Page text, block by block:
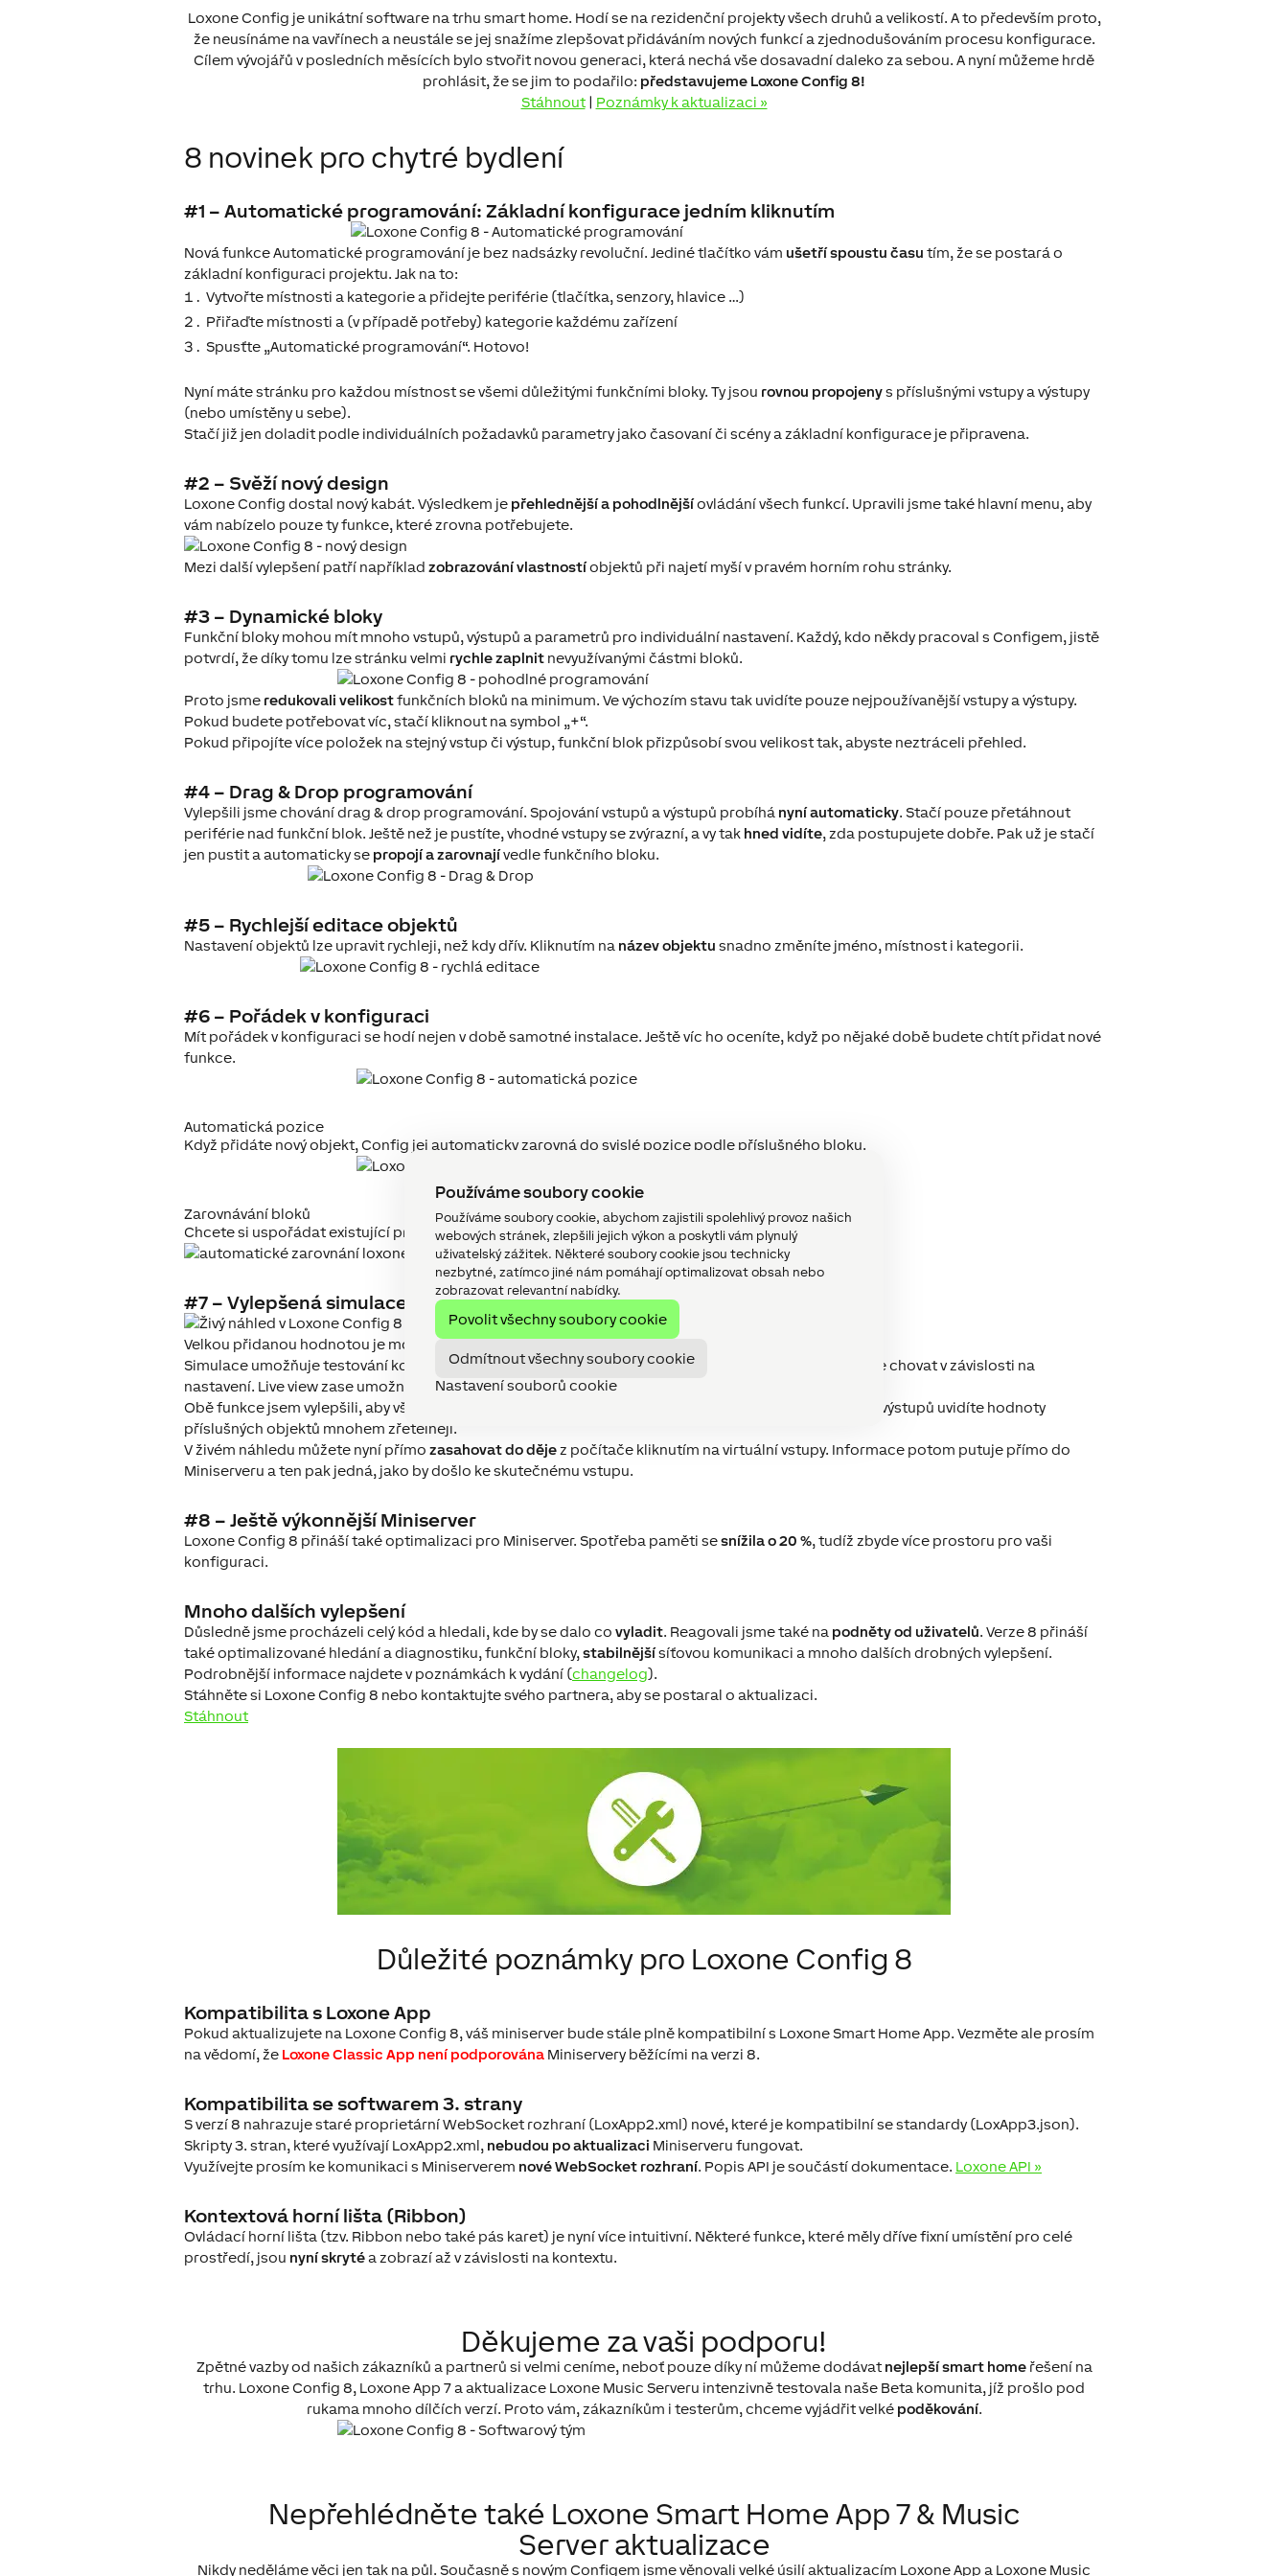
Používáme soubory cookie
Používáme soubory cookie, abychom zajistili spolehlivý provoz našich
webových stránek, zlepšili jejich výkon a poskytli vám plynulý
uživatelský zážitek. Některé soubory cookie jsou technicky
nezbytné, zatímco jiné nám pomáhají optimalizovat obsah nebo
zobrazovat relevantní nabídky.
Povolit všechny soubory cookie
Odmítnout všechny soubory cookie
Nastavení souborů cookie
Loxone Config je unikátní software na trhu smart home. Hodí se na rezidenční projekty všech druhů a velikostí. A to především proto,
že neusínáme na vavřínech a neustále se jej snažíme zlepšovat přidáváním nových funkcí a zjednodušováním procesu konfigurace.
Cílem vývojářů v posledních měsících bylo stvořit novou generaci, která nechá vše dosavadní daleko za sebou. A nyní můžeme hrdě
prohlásit, že se jim to podařilo: představujeme Loxone Config 8!
Stáhnout| Poznámky k aktualizaci »
8 novinek pro chytré bydlení
#1 – Automatické programování: Základní konfigurace jedním kliknutím
Nová funkce Automatické programování je bez nadsázky revoluční. Jediné tlačítko vám ušetří spoustu času tím, že se postará o
základní konfiguraci projektu. Jak na to:
Vytvořte místnosti a kategorie a přidejte periférie (tlačítka, senzory, hlavice …)
Přiřaďte místnosti a (v případě potřeby) kategorie každému zařízení
Spusťte „Automatické programování“. Hotovo!
Nyní máte stránku pro každou místnost se všemi důležitými funkčními bloky. Ty jsou rovnou propojenys příslušnými vstupy a výstupy
(nebo umístěny u sebe).
Stačí již jen doladit podle individuálních požadavků parametry jako časovaní či scény a základní konfigurace je připravena.
#2 – Svěží nový design
Loxone Config dostal nový kabát. Výsledkem je přehlednější a pohodlnějšíovládání všech funkcí. Upravili jsme také hlavní menu, aby
vám nabízelo pouze ty funkce, které zrovna potřebujete.
Mezi další vylepšení patří například zobrazování vlastnostíobjektů při najetí myší v pravém horním rohu stránky.
#3 – Dynamické bloky
Funkční bloky mohou mít mnoho vstupů, výstupů a parametrů pro individuální nastavení. Každý, kdo někdy pracoval s Configem, jistě
potvrdí, že díky tomu lze stránku velmi rychle zaplnit nevyužívanými částmi bloků.
Proto jsme redukovali velikostfunkčních bloků na minimum. Ve výchozím stavu tak uvidíte pouze nejpoužívanější vstupy a výstupy.
Pokud budete potřebovat víc, stačí kliknout na symbol „+“.
Pokud připojíte více položek na stejný vstup či výstup, funkční blok přizpůsobí svou velikost tak, abyste neztráceli přehled.
#4 – Drag & Drop programování
Vylepšili jsme chování drag & drop programování. Spojování vstupů a výstupů probíhá nyní automaticky. Stačí pouze přetáhnout
periférie nad funkční blok. Ještě než je pustíte, vhodné vstupy se zvýrazní, a vy tak hned vidíte, zda postupujete dobře. Pak už je stačí
jen pustit a automaticky se propojí a zarovnajívedle funkčního bloku.
#5 – Rychlejší editace objektů
Nastavení objektů lze upravit rychleji, než kdy dřív. Kliknutím na název objektu snadno změníte jméno, místnost i kategorii.
#6 – Pořádek v konfiguraci
Mít pořádek v konfiguraci se hodí nejen v době samotné instalace. Ještě víc ho oceníte, když po nějaké době budete chtít přidat nové
funkce.
Automatická pozice
Když přidáte nový objekt, Config jej automaticky zarovná do svislé pozice podle příslušného bloku.
Zarovnávání bloků
Chcete si uspořádat existující projekt? Pomůže vám s tím funkce „Zarovnat bloky“.
#7 – Vylepšená simulace a live view
Velkou přidanou hodnotou je možnost otestovat projekt v režimech Simulace a live view.
Simulace umožňuje testování konfigurace ještě před nahráním do Miniserveru. Uvidíte, jak se co bude chovat v závislosti na
nastavení. Live view zase umožní sledovat v reálném čase, jak se chovají zařízení
Obě funkce jsem vylepšili, aby vše bylo ještě přehlednější. Například při použití analogových vstupů a výstupů uvidíte hodnoty
příslušných objektů mnohem zřetelněji.
V živém náhledu můžete nyní přímo zasahovat do dějez počítače kliknutím na virtuální vstupy. Informace potom putuje přímo do
Miniserveru a ten pak jedná, jako by došlo ke skutečnému vstupu.
#8 – Ještě výkonnější Miniserver
Loxone Config 8 přináší také optimalizaci pro Miniserver. Spotřeba paměti sesnížila o 20 %, tudíž zbyde více prostoru pro vaši
konfiguraci.
Mnoho dalších vylepšení
Důsledně jsme procházeli celý kód a hledali, kde by se dalo co vyladit. Reagovali jsme také na podněty od uživatelů. Verze 8 přináší
také optimalizované hledání a diagnostiku, funkční bloky, stabilnějšísíťovou komunikaci a mnoho dalších drobných vylepšení.
Podrobnější informace najdete v poznámkách k vydání (changelog).
Stáhněte si Loxone Config 8 nebo kontaktujte svého partnera, aby se postaral o aktualizaci.
Stáhnout
Důležité poznámky pro Loxone Config 8
Kompatibilita s Loxone App
Pokud aktualizujete na Loxone Config 8, váš miniserver bude stále plně kompatibilní s Loxone Smart Home App. Vezměte ale prosím
na vědomí, že Loxone Classic App není podporována Miniservery běžícími na verzi 8.
Kompatibilita se softwarem 3. strany
S verzí 8 nahrazuje staré proprietární WebSocket rozhraní (LoxApp2.xml) nové, které je kompatibilní se standardy (LoxApp3.json).
Skripty 3. stran, které využívají LoxApp2.xml, nebudou po aktualizaci Miniserveru fungovat.
Využívejte prosím ke komunikaci s Miniserverem nové WebSocket rozhraní. Popis API je součástí dokumentace. Loxone API »
Kontextová horní lišta (Ribbon)
Ovládací horní lišta (tzv. Ribbon nebo také pás karet) je nyní více intuitivní. Některé funkce, které měly dříve fixní umístění pro celé
prostředí, jsou nyní skrytéa zobrazí až v závislosti na kontextu.
Děkujeme za vaši podporu!
Zpětné vazby od našich zákazníků a partnerů si velmi ceníme, neboť pouze díky ní můžeme dodávat nejlepší smart homeřešení na
trhu. Loxone Config 8, Loxone App 7 a aktualizace Loxone Music Serveru intenzivně testovala naše Beta komunita, jíž prošlo pod
rukama mnoho dílčích verzí. Proto vám, zákazníkům i testerům, chceme vyjádřit velké poděkování.
Nepřehlédněte také Loxone Smart Home App 7 & Music
Server aktualizace
Nikdy neděláme věci jen tak na půl. Současně s novým Configem jsme věnovali velké úsilí aktualizacím Loxone App a Loxone Music